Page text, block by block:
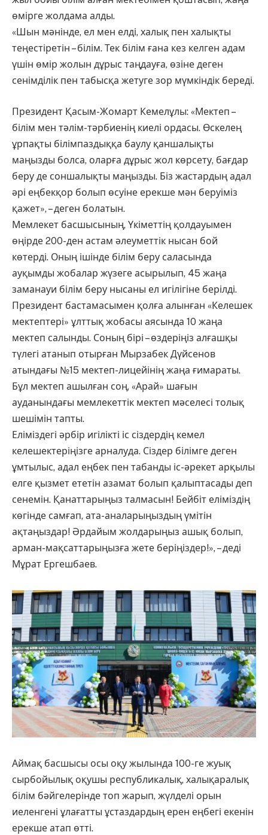
өмірге жолдама алды.
«Шын мәнінде, ел мен елді, халық пен халықты
теңестіретін – білім. Тек білім ғана кез келген адам
үшін өмір жолын дұрыс таңдауға, өзіне деген
сенімділік пен табысқа жетуге зор мүмкіндік береді.
Президент Қасым-Жомарт Кемелұлы: «Мектеп –
білім мен тәлім-тәрбиенің киелі ордасы. Өскелең
ұрпақты білімпаздыққа баулу қаншалықты
маңызды болса, оларға дұрыс жол көрсету, бағдар
беру де соншалықты маңызды. Біз жастардың адал
әрі еңбекқор болып өсуіне ерекше мән беруіміз
қажет», – деген болатын.
Мемлекет басшысының, Үкіметтің қолдауымен
өңірде 200-ден астам әлеуметтік нысан бой
көтерді. Оның ішінде білім беру саласында
ауқымды жобалар жүзеге асырылып, 45 жаңа
заманауи білім беру нысаны ел игілігіне берілді.
Президент бастамасымен қолға алынған «Келешек
мектептері» ұлттық жобасы аясында 10 жаңа
мектеп салынды. Соның бірі – өздеріңіз алғашқы
түлегі атанып отырған Мырзабек Дүйсенов
атындағы №15 мектеп-лицейінің жаңа ғимараты.
Бұл мектеп ашылған соң, «Арай» шағын
ауданындағы мемлекеттік мектеп мәселесі толық
шешімін тапты.
Еліміздегі әрбір игілікті іс сіздердің кемел
келешектеріңізге арналуда. Сіздер білімге деген
ұмтылыс, адал еңбек пен табанды іс-әрекет арқылы
елге қызмет ететін азамат болып қалыптасады деп
сенемін. Қанаттарыңыз талмасын! Бейбіт еліміздің
көгінде самғап, ата-аналарыңыздың үмітін
ақтаңыздар! Әрдайым жолдарыңыз ашық болып,
арман-мақсаттарыңызға жете беріңіздер!», – деді
Мұрат Ергешбаев.
Аймақ басшысы осы оқу жылында 100-ге жуық
сырбойылық оқушы республикалық, халықаралық
білім бәйгелерінде топ жарып, жүлделі орын
иеленгені ұлағатты ұстаздардың ерен еңбегі екенін
ерекше атап өтті.